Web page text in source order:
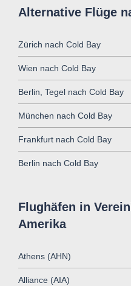
Alternative Flüge
Zürich nach Cold Bay
Wien nach Cold Bay
Berlin, Tegel nach Cold Bay
München nach Cold Bay
Frankfurt nach Cold Bay
Berlin nach Cold Bay
Flughäfen in
Amerika
Athens (AHN)
Alliance (AIA)